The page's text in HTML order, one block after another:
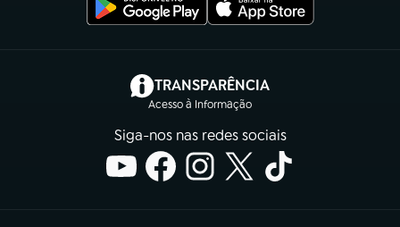
TRANSPARÊNCIA
Acesso à Informação
(abre em nova aba)
Siga-nos nas redes sociais